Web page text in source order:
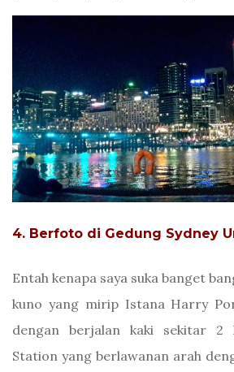
4. Berfoto di Gedung Sydney
Entah kenapa saya suka banget
kuno yang mirip Istana Harry
dengan berjalan kaki sekitar 2
Station yang berlawanan arah